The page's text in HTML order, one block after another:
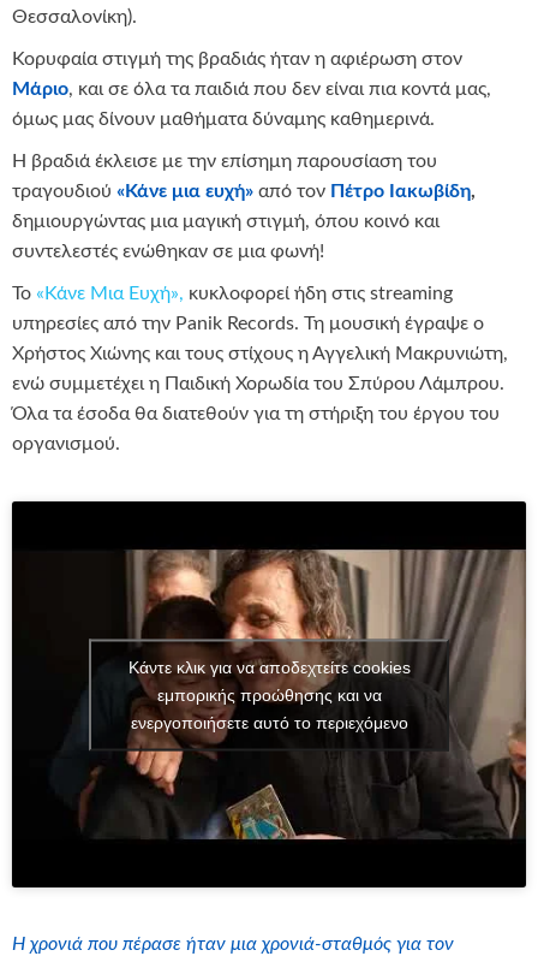
Θεσσαλονίκη).
Κορυφαία στιγμή της βραδιάς ήταν η αφιέρωση στον
Μάριο, και σε όλα τα παιδιά που δεν είναι πια κοντά μας,
όμως μας δίνουν μαθήματα δύναμης καθημερινά.
Η βραδιά έκλεισε με την επίσημη παρουσίαση του
τραγουδιού «Κάνε μια ευχή» από τον Πέτρο Ιακωβίδη,
δημιουργώντας μια μαγική στιγμή, όπου κοινό και
συντελεστές ενώθηκαν σε μια φωνή!
Το «Κάνε Μια Ευχή», κυκλοφορεί ήδη στις streaming
υπηρεσίες από την Panik Records. Τη μουσική έγραψε ο
Χρήστος Χιώνης και τους στίχους η Αγγελική Μακρυνιώτη,
ενώ συμμετέχει η Παιδική Χορωδία του Σπύρου Λάμπρου.
Όλα τα έσοδα θα διατεθούν για τη στήριξη του έργου του
οργανισμού.
Κάντε κλικ για να αποδεχτείτε cookies
εμπορικής προώθησης και να
ενεργοποιήσετε αυτό το περιεχόμενο
Η χρονιά που πέρασε ήταν μια χρονιά-σταθμός για τον